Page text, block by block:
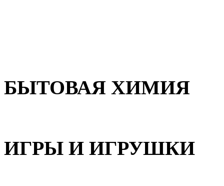
БЫТОВАЯ ХИМИЯ
ИГРЫ И ИГРУШКИ